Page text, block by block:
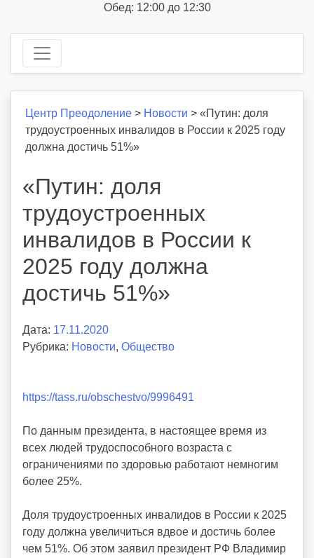
Обед: 12:00 до 12:30
Центр Преодоление > Новости > «Путин: доля
трудоустроенных инвалидов в России к 2025 году
должна достичь 51%»
«Путин: доля
трудоустроенных
инвалидов в России к
2025 году должна
достичь 51%»
Дата: 17.11.2020
в
р
v
o
i
m
d
y
Рубрика: Новости, Общество
https://tass.ru/obschestvo/9996491
По данным президента, в настоящее время из
всех людей трудоспособного возраста с
ограничениями по здоровью работают немногим
более 25%.
Доля трудоустроенных инвалидов в России к 2025
году должна увеличиться вдвое и достичь более
чем 51%. Об этом заявил президент РФ Владимир